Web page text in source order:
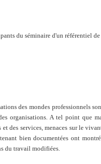
du séminaire d'un référentiel
des mondes professionnels
organisations. A tel point que
des services, menaces sur le
bien documentées ont
du travail modifiées.